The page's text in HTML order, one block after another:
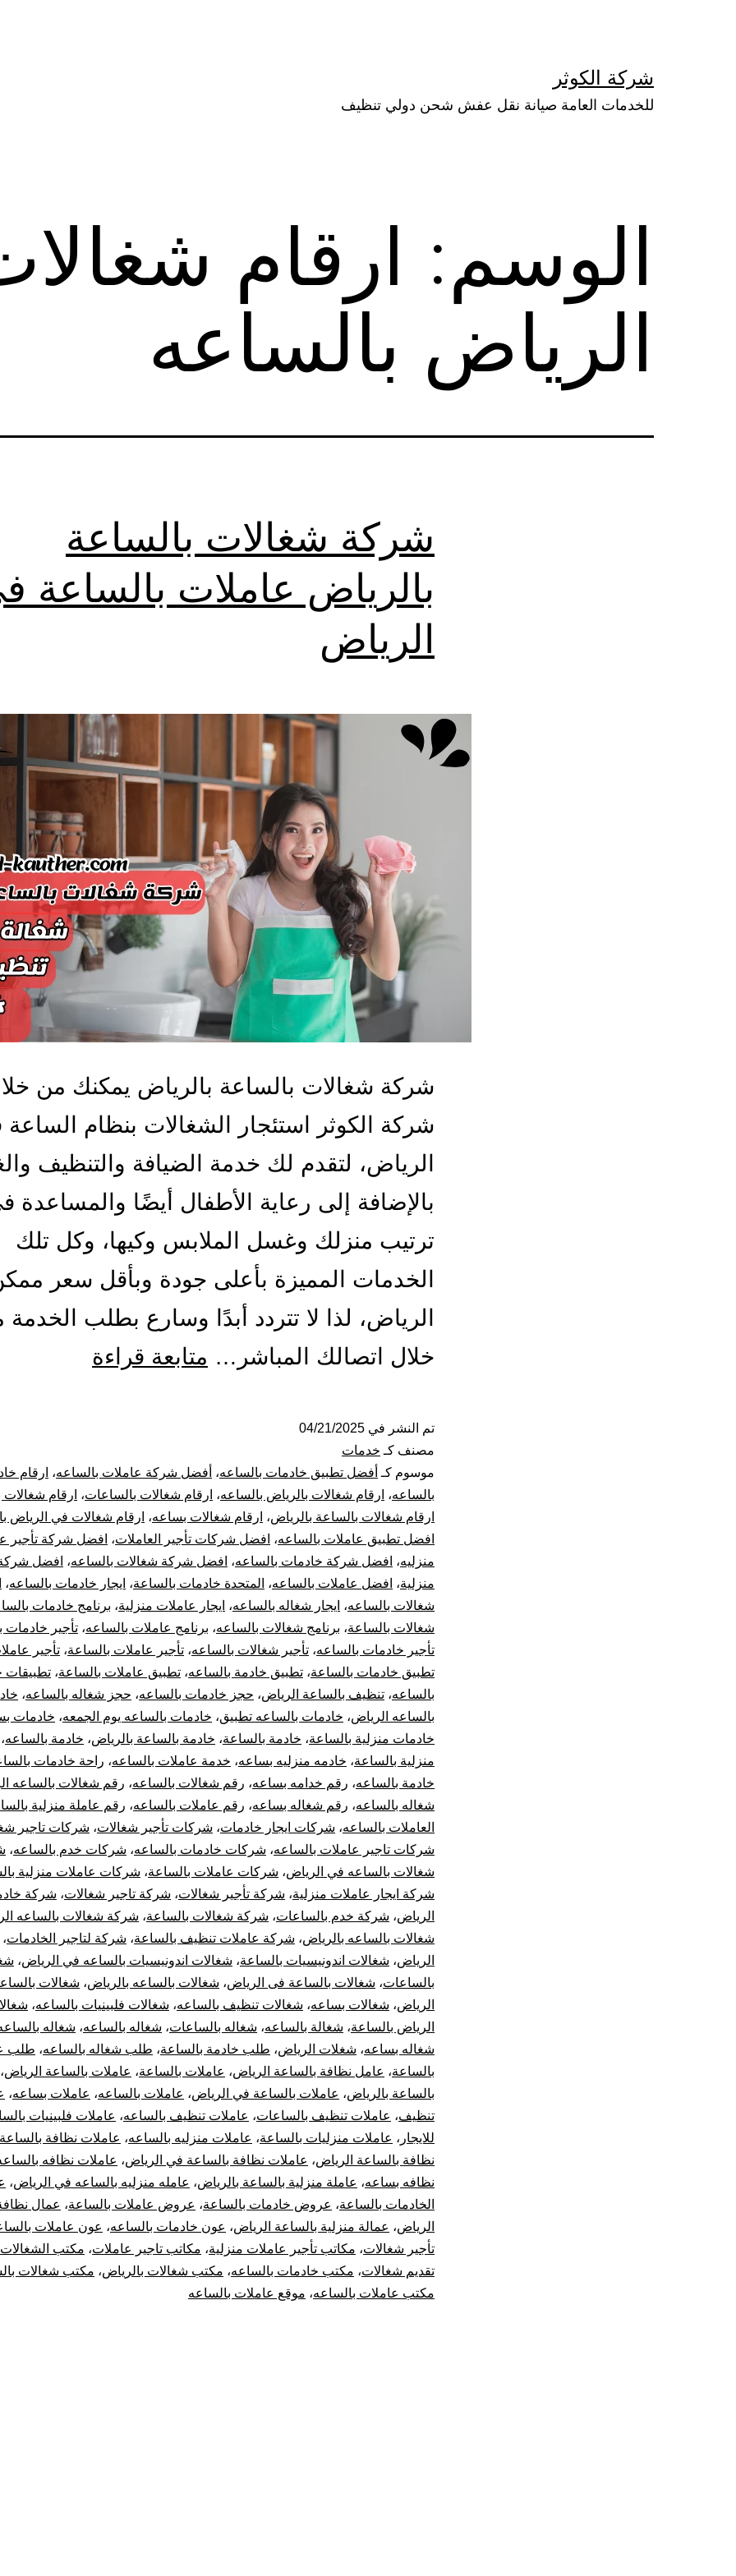
شركة الكوثر
للخدمات العامة صيانة نقل عفش شحن دولي تنظيف
الوسم: ارقام
الرياض بالساعه
شركة شغالات بالساعة
بالرياض عاملات بالساعة
الرياض
شركة شغالات بالساعة بالرياض يمكنك من
شركة الكوثر استئجار الشغالات بنظام
الرياض، لتقدم لك خدمة الضيافة والتنظيف
بالإضافة إلى رعاية الأطفال أيضًا والمساعدة
ترتيب منزلك وغسل الملابس وكيها، وكل تلك
الخدمات المميزة بأعلى جودة وبأقل سعر
الرياض، لذا لا تتردد أبدًا وسارع بطلب
خلال اتصالك المباشر… متابعة قراءة
بالرياض
عاملات
بالساعة
في
الرياض
تم النشر في 04/21/2025
مصنف كـ خدمات
موسوم كـ أفضل تطبيق خادمات بالساعه، أفضل شركة عاملات بالساعه، ارقام
بالساعه، ارقام شغالات بالرياض بالساعه، ارقام شغالات بالساعات، ارقام شغالات
ارقام شغالات بالساعة بالرياض، ارقام شغالات بساعه، ارقام شغالات في الرياض
افضل تطبيق عاملات بالساعه، افضل شركات تأجير العاملات، افضل شركة تأجير
منزليه، افضل شركة خادمات بالساعه، افضل شركة شغالات بالساعه، افضل
منزلية، افضل عاملات بالساعه، المتحدة خادمات بالساعة، ايجار خادمات بالساعه،
شغالات بالساعه، ايجار شغاله بالساعه، ايجار عاملات منزلية، برنامج خادمات
شغالات بالساعة، برنامج شغالات بالساعه، برنامج عاملات بالساعه، تأجير خادمات
تأجير خادمات بالساعه، تأجير شغالات بالساعه، تأجير عاملات بالساعة، تأجير
تطبيق خادمات بالساعة، تطبيق خادمة بالساعه، تطبيق عاملات بالساعة، تطبيقات
بالساعه، تنظيف بالساعة الرياض، حجز خادمات بالساعه، حجز شغاله بالساعه،
بالساعه الرياض، خادمات بالساعه تطبيق، خادمات بالساعه يوم الجمعه، خادمات
خادمات منزلية بالساعة، خادمة بالساعة، خادمة بالساعة بالرياض، خادمة بالساعه
منزلية بالساعة، خادمه منزليه بساعه، خدمة عاملات بالساعه، راحة خادمات
خادمة بالساعه، رقم خدامه بساعه، رقم شغالات بالساعه، رقم شغالات بالساعه
شغاله بالساعه، رقم شغاله بساعه، رقم عاملات بالساعه، رقم عاملة منزلية
العاملات بالساعه، شركات ايجار خادمات، شركات تأجير شغالات، شركات تاجير
شركات تاجير عاملات بالساعه، شركات خادمات بالساعه، شركات خدم بالساعه،
شغالات بالساعه في الرياض، شركات عاملات بالساعة، شركات عاملات منزلية
شركة ايجار عاملات منزلية، شركة تأجير شغالات، شركة تاجير شغالات، شركة
الرياض، شركة خدم بالساعات، شركة شغالات بالساعة، شركة شغالات بالساعه
شغالات بالساعه بالرياض، شركة عاملات تنظيف بالساعة، شركة لتاجير الخادمات،
الرياض، شغالات اندونيسيات بالساعة، شغالات اندونيسيات بالساعه في الرياض،
بالساعات، شغالات بالساعة فى الرياض، شغالات بالساعه بالرياض، شغالات
الرياض، شغالات بساعه، شغالات تنظيف بالساعه، شغالات فلبينيات بالساعه،
الرياض بالساعة، شغالة بالساعه، شغاله بالساعات، شغاله بالساعه، شغاله
شغاله بساعه، شغلات الرياض، طلب خادمة بالساعة، طلب شغاله بالساعه، طلب
بالساعة، عامل نظافة بالساعة الرياض، عاملات بالساعة، عاملات بالساعة الرياض
بالساعة بالرياض، عاملات بالساعة في الرياض، عاملات بالساعه، عاملات بساعه،
تنظيف، عاملات تنظيف بالساعات، عاملات تنظيف بالساعه، عاملات فلبينيات
للايجار ، عاملات منزليات بالساعة، عاملات منزليه بالساعه، عاملات نظافة بالساعة
نظافة بالساعة الرياض، عاملات نظافة بالساعة في الرياض، عاملات نظافه
نظافه بساعه، عاملة منزلية بالساعة بالرياض، عامله منزليه بالساعه في الرياض،
الخادمات بالساعة، عروض خادمات بالساعة، عروض عاملات بالساعة، عمال
الرياض، عمالة منزلية بالساعة الرياض، عون خادمات بالساعه، عون عاملات
تأجير شغالات، مكاتب تأجير عاملات منزلية، مكاتب تاجير عاملات، مكتب الشغالات
تقديم شغالات، مكتب خادمات بالساعه، مكتب شغالات بالرياض، مكتب شغالات
مكتب عاملات بالساعه، موقع عاملات بالساعه